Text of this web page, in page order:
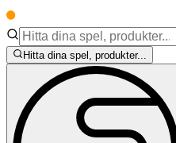
Hitta dina spel, produkter...